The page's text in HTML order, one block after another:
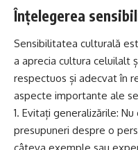
Înțelegerea
Sensibilitatea culturală
a aprecia cultura celuilalt
respectuos și adecvat în
aspecte importante ale
Evitați generalizările:
presupuneri despre o